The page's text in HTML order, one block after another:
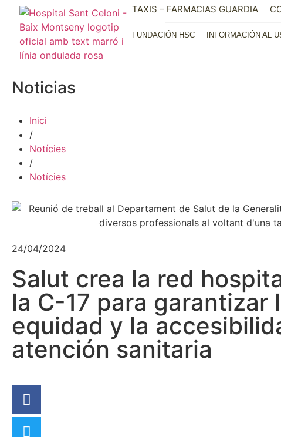
TAXIS – FARMACIAS GUARDIA
FUNDACIÓN HSC INFORMACIÓN AL
Noticias
Inici
/
Notícies
/
Notícies
24/04/2024
Salut crea la red
la C-17 para garantizar
equidad y la
atención sanitaria